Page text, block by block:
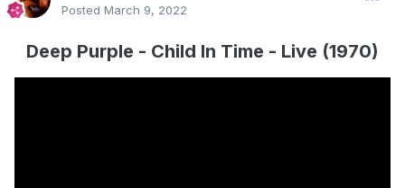
Posted March 9, 2022
Deep Purple - Child In Time - Live (1970)